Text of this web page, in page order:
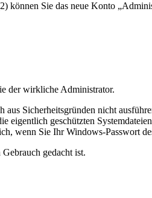
Sie das neue Konto
der wirkliche Administrator.
aus Sicherheitsgründen nicht
geschützten
wenn Sie Ihr Windows-Passwort
gedacht ist.